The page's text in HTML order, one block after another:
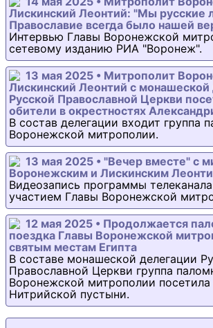
Лискинский Леонтий: "Мы русские
Православие всегда было нашей
Интервью Главы Воронежской
сетевому изданию РИА "Воронеж".
13 мая 2025 • Митрополит
Лискинский Леонтий с монашеской
Русской Православной Церкви
обители в окрестностях
В состав делегации входит группа
Воронежской митрополии.
13 мая 2025 • "Вечер вместе" с
Воронежским и Лискинским
Видеозапись программы
участием Главы Воронежской
12 мая 2025 • Продолжается
поездка Главы Воронежской
святым местам Египта
В составе монашеской делегации
Православной Церкви группа
Воронежской митрополии посетила
Нитрийской пустыни.